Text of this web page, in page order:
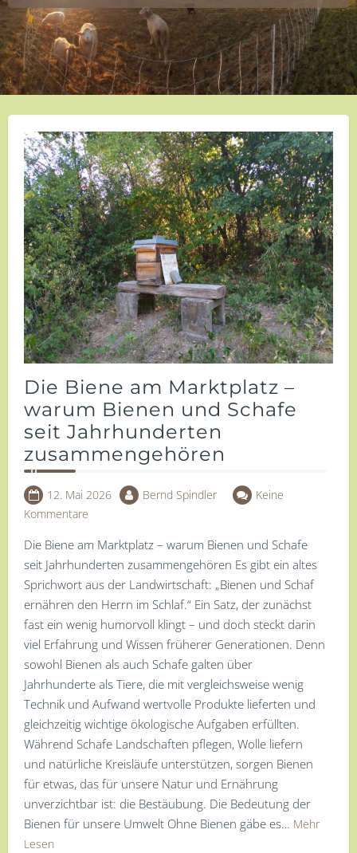
Die Biene am Marktplatz –
warum Bienen und Schafe
seit Jahrhunderten
zusammengehören
12. Mai 2026 Bernd Spindler
Keine
Kommentare
Die Biene am Marktplatz – warum Bienen und Schafe
seit Jahrhunderten zusammengehören Es gibt ein altes
Sprichwort aus der Landwirtschaft: „Bienen und Schaf
ernähren den Herrn im Schlaf.“ Ein Satz, der zunächst
fast ein wenig humorvoll klingt – und doch steckt darin
viel Erfahrung und Wissen früherer Generationen. Denn
sowohl Bienen als auch Schafe galten über
Jahrhunderte als Tiere, die mit vergleichsweise wenig
Technik und Aufwand wertvolle Produkte lieferten und
gleichzeitig wichtige ökologische Aufgaben erfüllten.
Während Schafe Landschaften pflegen, Wolle liefern
und natürliche Kreisläufe unterstützen, sorgen Bienen
für etwas, das für unsere Natur und Ernährung
unverzichtbar ist: die Bestäubung. Die Bedeutung der
Bienen für unsere Umwelt Ohne Bienen gäbe es… Mehr
Lesen